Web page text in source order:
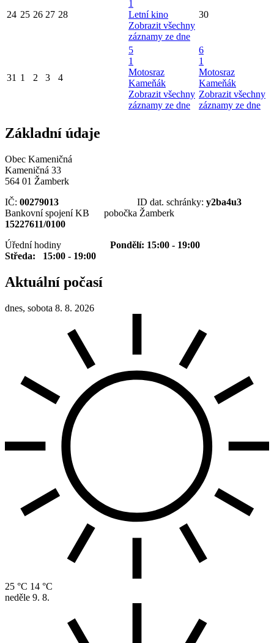
24 25 26 27 28
1
Letní kino
Zobrazit všechny
záznamy ze dne
30
31 1 2 3 4
5
1
Motosraz
Kameňák
Zobrazit všechny
záznamy ze dne
6
1
Motosraz
Kameňák
Zobrazit všechny
záznamy ze dne
Základní údaje
Obec Kameničná
Kameničná 33
564 01 Žamberk
IČ: 00279013 ID dat. schránky: y2ba4u3
Bankovní spojení KB pobočka Žamberk
15227611/0100
Úřední hodiny
Pondělí: 15:00 - 19:00
Středa: 15:00 - 19:00
Aktuální počasí
dnes, sobota 8. 8. 2026
25 °C 14 °C
neděle 9. 8.